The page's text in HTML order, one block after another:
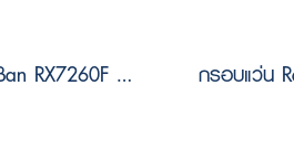
กรอบแว่น RayBan RX7260F 2000 Size 54